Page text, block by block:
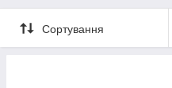
Сортування